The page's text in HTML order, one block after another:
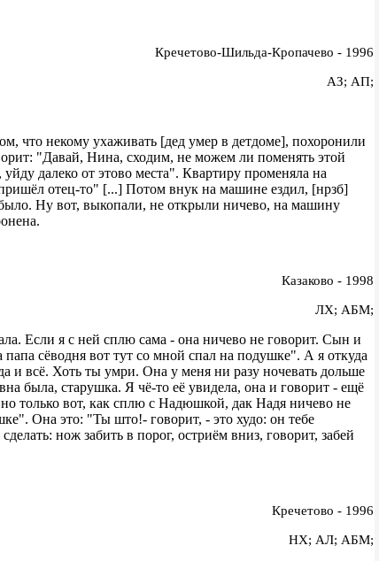
Кречетово-Шильда-Кропачево - 1996
АЗ; АП;
что некому ухаживать [дед умер в детдоме], похоронили
"Давай, Нина, сходим, не можем ли поменять этой
далеко от этово места". Квартиру променяла на
отец-то" [...] Потом внук на машине ездил, [нрзб]
Ну вот, выкопали, не открыли ничево, на машину
Казаково - 1998
ЛХ; АБМ;
Если я с ней сплю сама - она ничево не говорит. Сын и
сёводня вот тут со мной спал на подушке". А я откуда
и всё. Хоть ты умри. Она у меня ни разу ночевать дольше
была, старушка. Я чё-то её увидела, она и говорит - ещё
только вот, как сплю с Надюшкой, дак Надя ничево не
Она это: "Ты што!- говорит, - это худо: он тебе
нож забить в порог, остриём вниз, говорит, забей
Кречетово - 1996
НХ; АЛ; АБМ;